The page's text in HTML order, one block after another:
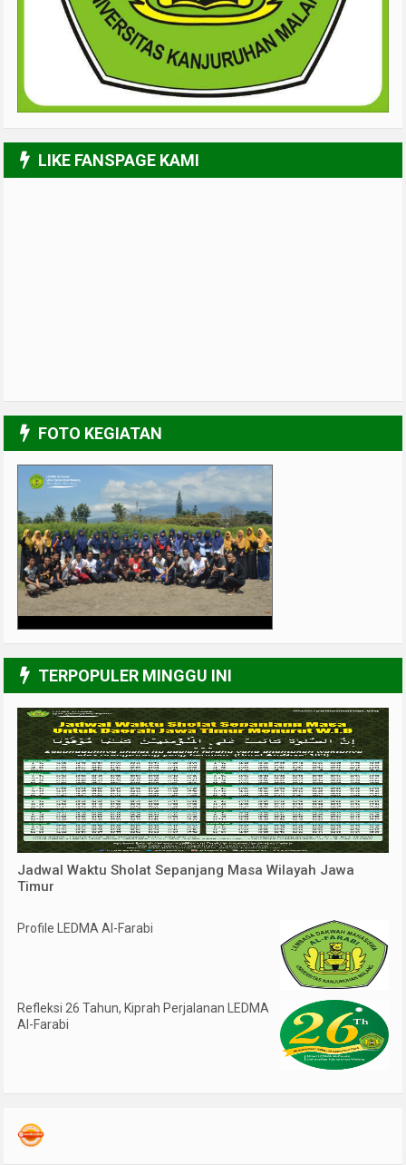
LIKE FANSPAGE KAMI
FOTO KEGIATAN
TERPOPULER MINGGU INI
Jadwal Waktu Sholat Sepanjang Masa Wilayah Jawa
Timur
Profile LEDMA Al-Farabi
Refleksi 26 Tahun, Kiprah Perjalanan LEDMA
Al-Farabi